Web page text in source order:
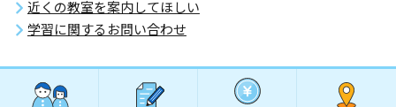
近くの教室を案内してほしい
学習に関するお問い合わせ